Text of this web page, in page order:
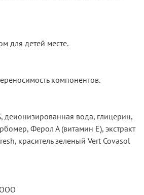
для детей месте.
компонентов.
деионизированная вода, глицерин,
Ферол А (витамин Е), экстракт
краситель зеленый Vert Covasol
ООО